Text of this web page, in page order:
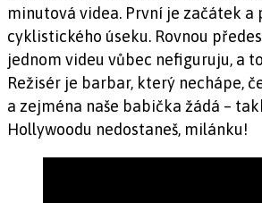
minutová videa. První je začátek a
cyklistického úseku. Rovnou
jednom videu vůbec nefiguruju, a
Režisér je barbar, který nechápe,
a zejména naše babička žádá –
Hollywoodu nedostaneš, milánku!